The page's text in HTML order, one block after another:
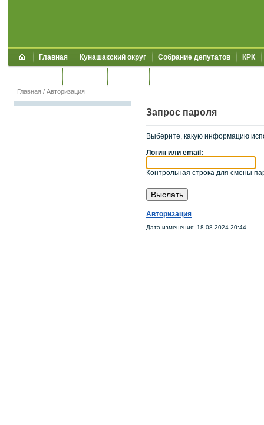
Главная Кунашакский округ Собрание депутатов КРК
Главная / Авторизация
Запрос пароля
Выберите, какую информацию
Логин или email:
Контрольная строка для смены
Авторизация
Дата изменения: 18.08.2024 20:44